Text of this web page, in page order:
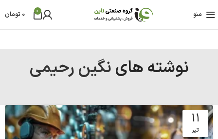
منو 0
0 تومان
نوشته هاینگین رحیمی
11
تیر